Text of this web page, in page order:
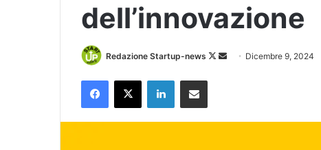
dell’innovazione
Redazione Startup-news
Follow
Invia Dicembre 9, 2024
Facebook
X LinkedInCondividi via Email